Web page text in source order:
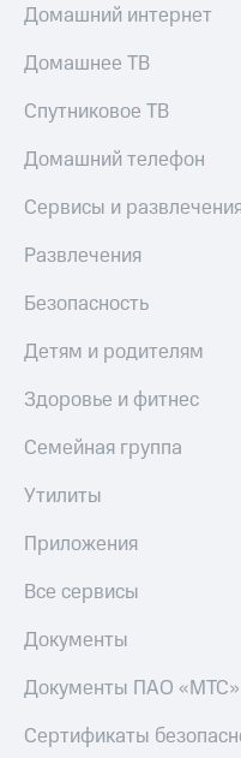
Домашний интернет
Домашнее ТВ
Спутниковое ТВ
Домашний телефон
Сервисы и
Развлечения
Безопасность
Детям и родителям
Здоровье и фитнес
Семейная группа
Утилиты
Приложения
Все сервисы
Документы
Документы ПАО «МТС»
Сертификаты